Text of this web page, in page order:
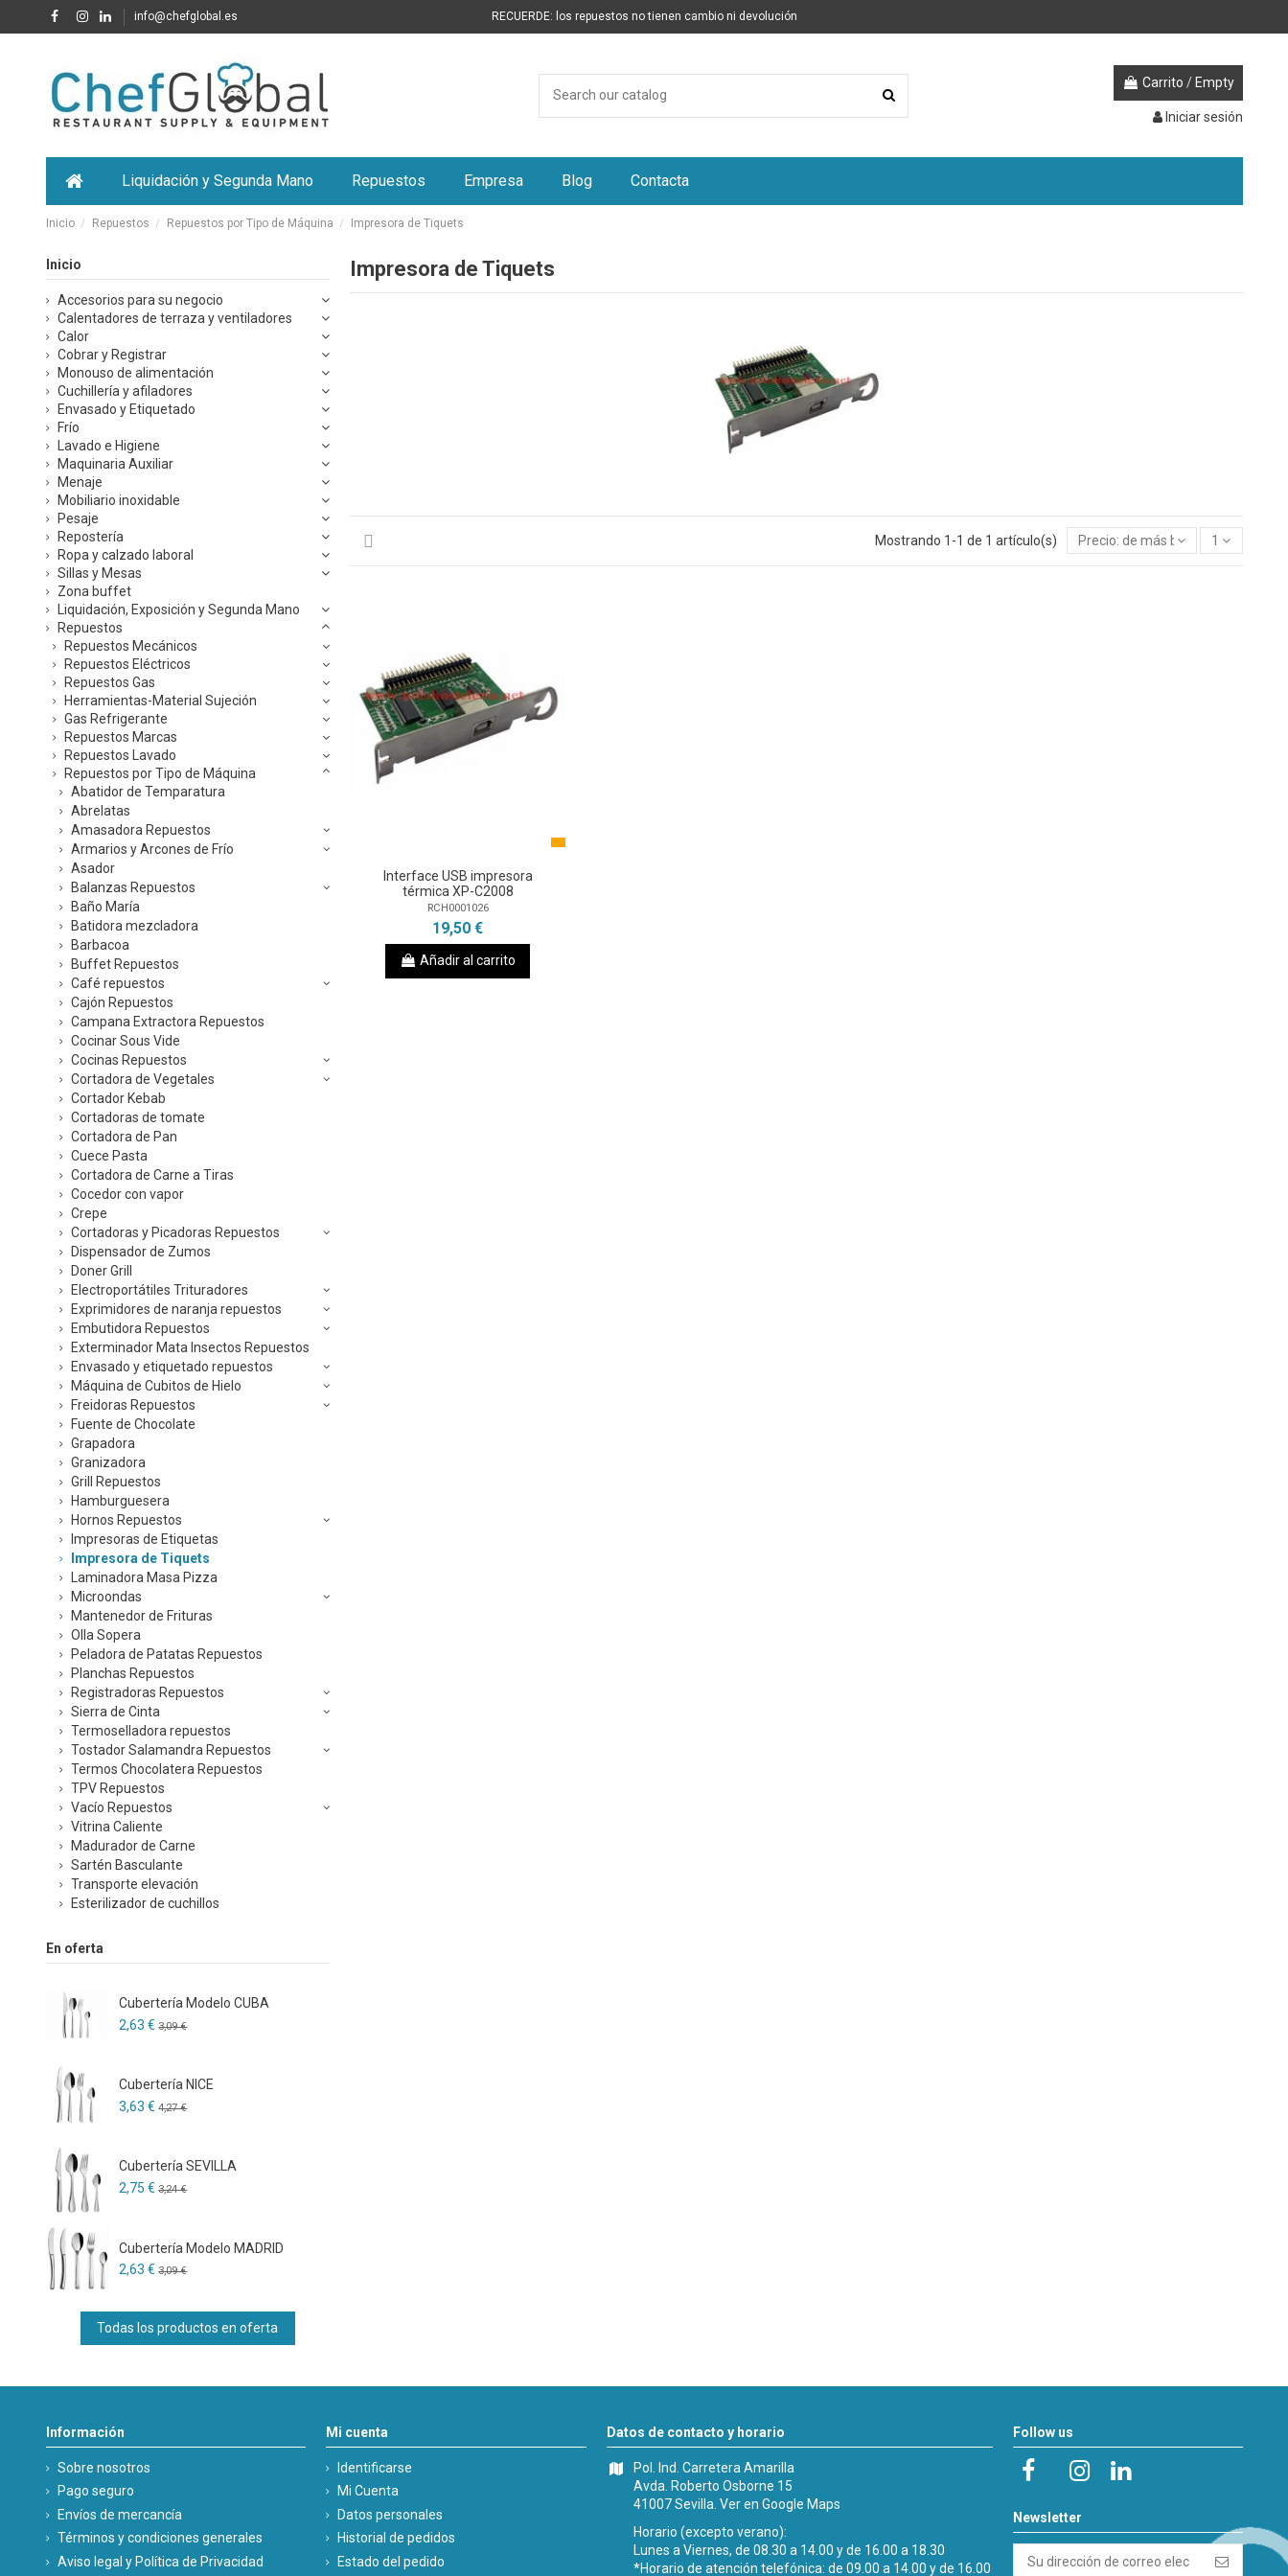
info@chefglobal.es RECUERDE: los repuestos no tienen cambio ni devolución
Carrito / Empty
Iniciar sesión
Liquidación y Segunda Mano Repuestos Empresa Blog Contacta
Inicio Repuestos Repuestos por Tipo de Máquina Impresora de Tiquets
Impresora de Tiquets
Mostrando 1-1 de 1 artículo(s) Precio: de más bajo a más alto
1
Interface USB impresora
térmica XP-C2008
RCH0001026
19,50 €
Añadir al carrito
Inicio
Accesorios para su negocio
Calentadores de terraza y ventiladores
Calor
Cobrar y Registrar
Monouso de alimentación
Cuchillería y afiladores
Envasado y Etiquetado
Frío
Lavado e Higiene
Maquinaria Auxiliar
Menaje
Mobiliario inoxidable
Pesaje
Repostería
Ropa y calzado laboral
Sillas y Mesas
Zona buffet
Liquidación, Exposición y Segunda Mano
Repuestos
Repuestos Mecánicos
Repuestos Eléctricos
Repuestos Gas
Herramientas-Material Sujeción
Gas Refrigerante
Repuestos Marcas
Repuestos Lavado
Repuestos por Tipo de Máquina
Abatidor de Temparatura
Abrelatas
Amasadora Repuestos
Armarios y Arcones de Frío
Asador
Balanzas Repuestos
Baño María
Batidora mezcladora
Barbacoa
Buffet Repuestos
Café repuestos
Cajón Repuestos
Campana Extractora Repuestos
Cocinar Sous Vide
Cocinas Repuestos
Cortadora de Vegetales
Cortador Kebab
Cortadoras de tomate
Cortadora de Pan
Cuece Pasta
Cortadora de Carne a Tiras
Cocedor con vapor
Crepe
Cortadoras y Picadoras Repuestos
Dispensador de Zumos
Doner Grill
Electroportátiles Trituradores
Exprimidores de naranja repuestos
Embutidora Repuestos
Exterminador Mata Insectos Repuestos
Envasado y etiquetado repuestos
Máquina de Cubitos de Hielo
Freidoras Repuestos
Fuente de Chocolate
Grapadora
Granizadora
Grill Repuestos
Hamburguesera
Hornos Repuestos
Impresoras de Etiquetas
Impresora de Tiquets
Laminadora Masa Pizza
Microondas
Mantenedor de Frituras
Olla Sopera
Peladora de Patatas Repuestos
Planchas Repuestos
Registradoras Repuestos
Sierra de Cinta
Termoselladora repuestos
Tostador Salamandra Repuestos
Termos Chocolatera Repuestos
TPV Repuestos
Vacío Repuestos
Vitrina Caliente
Madurador de Carne
Sartén Basculante
Transporte elevación
Esterilizador de cuchillos
En oferta
Cubertería Modelo CUBA
2,63 € 3,09 €
Cubertería NICE
3,63 € 4,27 €
Cubertería SEVILLA
2,75 € 3,24 €
Cubertería Modelo MADRID
2,63 € 3,09 €
Todas los productos en oferta
Información
Sobre nosotros
Pago seguro
Envíos de mercancía
Términos y condiciones generales
Aviso legal y Política de Privacidad
Mi cuenta
Identificarse
Mi Cuenta
Datos personales
Historial de pedidos
Estado del pedido
Datos de contacto y horario
Pol. Ind. Carretera Amarilla
Avda. Roberto Osborne 15
41007 Sevilla.Ver en Google Maps
Horario (excepto verano):
Lunes a Viernes, de 08.30 a 14.00 y de 16.00 a 18.30
*Horario de atención telefónica: de 09.00 a 14.00 y de 16.00
Follow us
Newsletter